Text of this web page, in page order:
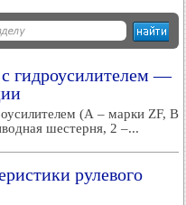
с гидроусилителем —
(А – марки ZF, В
шестерня, 2 –...
рулевого